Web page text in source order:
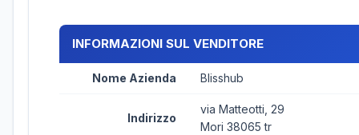
INFORMAZIONI SUL VENDITORE
Nome Azienda Blisshub
Indirizzo
via Matteotti, 29
Mori 38065 tr